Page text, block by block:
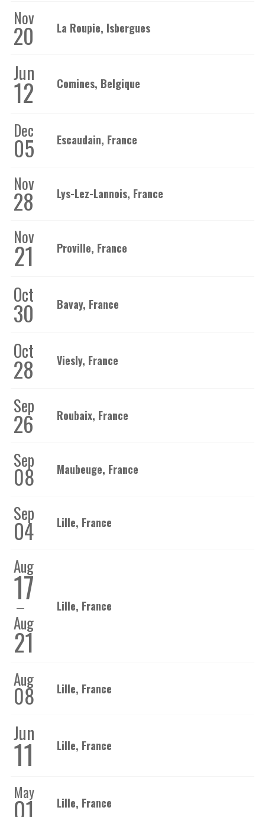
Nov
20 La Roupie, Isbergues
Jun
12 Comines, Belgique
Dec
05 Escaudain, France
Nov
28 Lys-Lez-Lannois, France
Nov
21 Proville, France
Oct
30 Bavay, France
Oct
28 Viesly, France
Sep
26 Roubaix, France
Sep
08 Maubeuge, France
Sep
04 Lille, France
Aug
17
Aug
21
Lille, France
Aug
08 Lille, France
Jun
11 Lille, France
May
01 Lille, France